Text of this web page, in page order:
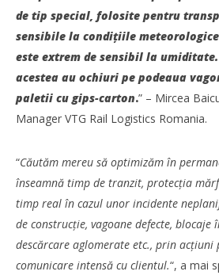
Cushman & Wakefield Echinox:
industriale și logistice din România a
S1
Alexandru
de tip special, folosite pentru
sensibile la condițiile
este extrem de sensibil la umiditate.
acestea au ochiuri pe podeaua
paletii cu gips-carton.” – Mircea
Manager VTG Rail Logistics Romania.
“Căutăm mereu să optimizăm în
înseamnă timp de tranzit, protecția
timp real în cazul unor incidente
de construcție, vagoane defecte,
descărcare aglomerate etc., prin acțiuni
comunicare intensă cu clientul.“, a mai